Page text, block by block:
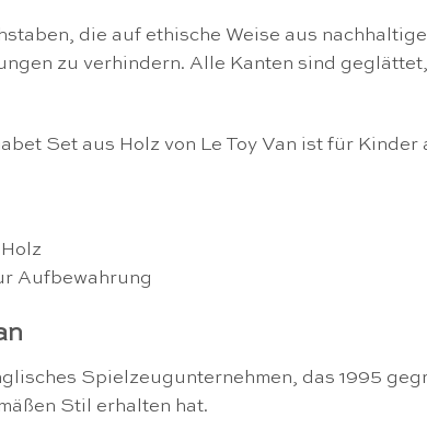
die auf ethische Weise aus
zu verhindern. Alle Kanten sind
Set aus Holz von Le Toy Van ist für Kinder
Aufbewahrung
Spielzeugunternehmen, das 1995
Stil erhalten hat.